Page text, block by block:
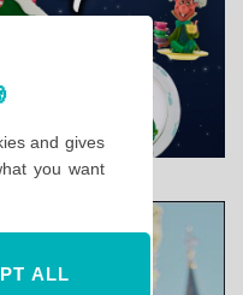
and gives
you want
ALL